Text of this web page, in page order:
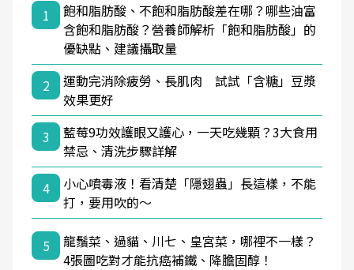
1
飽和脂肪酸、不飽和脂肪酸差在哪？哪些油富
含飽和脂肪酸？營養師解析「飽和脂肪酸」的
優缺點、建議攝取量
2
運動完消除疲勞、長肌肉 試試「含糖」豆漿
效果更好
3
藍莓9功效護眼又護心，一天吃幾顆？3大食用
禁忌、清洗步驟詳解
4
小心噴毒液！看清楚「隱翅蟲」長這樣，不能
打，要用吹的～
5
龍鬚菜、過貓、川七、皇宮菜，哪裡不一樣？
4張圖吃對才能抗癌補鐵、降膽固醇！